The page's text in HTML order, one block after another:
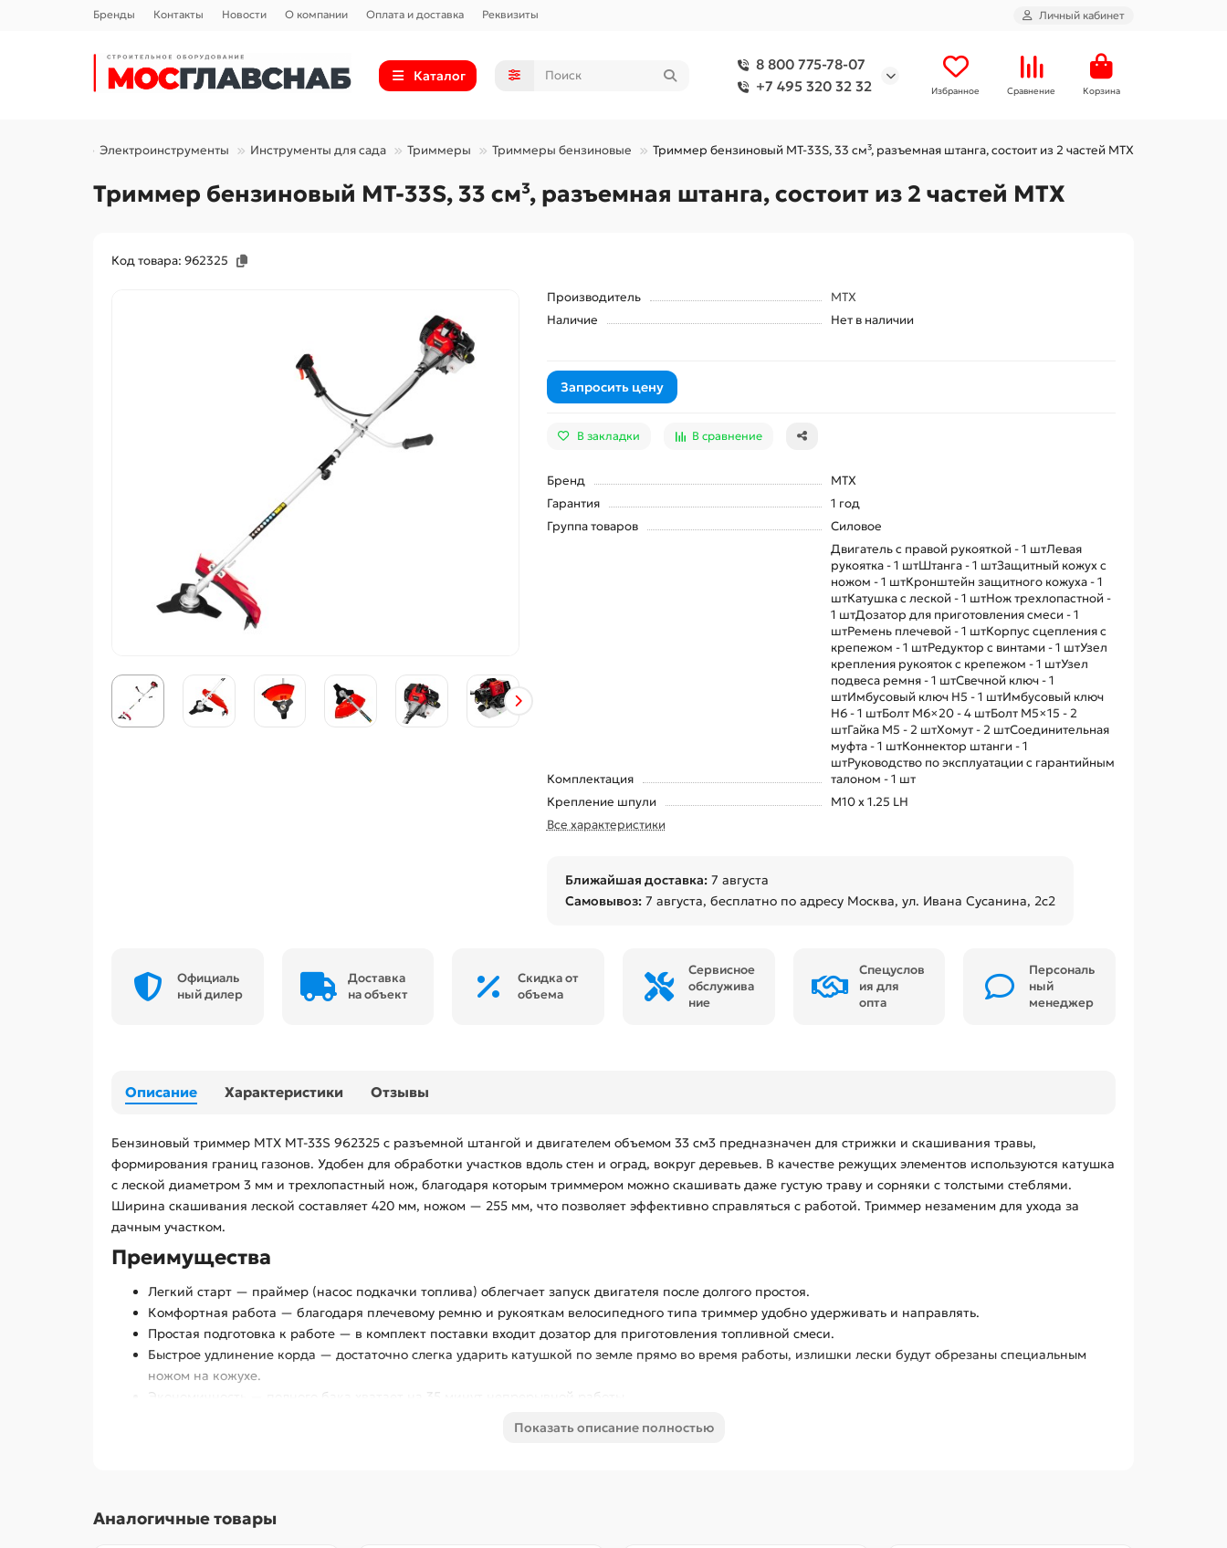
Бренды Контакты Новости О компании Оплата и доставка Реквизиты Личный кабинет
Каталог
8 800 775-78-07
+7 495 320 32 32
Избранное Сравнение Корзина
Электроинструменты Инструменты для сада Триммеры Триммеры бензиновые Триммер бензиновый MT-33S, 33 см³, разъемная штанга, состоит из 2 частей MTX
Триммер бензиновый MT-33S, 33 см³, разъемная штанга, состоит из 2 частей MTX
Код товара: 962325
Производитель
MTX
Наличие
Нет в наличии
Запросить цену
В закладки В сравнение
Бренд
MTX
Гарантия
1 год
Группа товаров
Силовое
Комплектация
Двигатель с правой рукояткой - 1 штЛевая
рукоятка - 1 штШтанга - 1 штЗащитный кожух с
ножом - 1 штКронштейн защитного кожуха - 1
штКатушка с леской - 1 штНож трехлопастной -
1 штДозатор для приготовления смеси - 1
штРемень плечевой - 1 штКорпус сцепления с
крепежом - 1 штРедуктор с винтами - 1 штУзел
крепления рукояток с крепежом - 1 штУзел
подвеса ремня - 1 штСвечной ключ - 1
штИмбусовый ключ Н5 - 1 штИмбусовый ключ
Н6 - 1 штБолт M6×20 - 4 штБолт M5×15 - 2
штГайка M5 - 2 штХомут - 2 штСоединительная
муфта - 1 штКоннектор штанги - 1
штРуководство по эксплуатации с гарантийным
талоном - 1 шт
Крепление шпули
M10 x 1.25 LH
Все характеристики
Ближайшая доставка: 7 августа
Самовывоз: 7 августа, бесплатно по адресу Москва, ул. Ивана Сусанина, 2с2
Официаль
ный дилер
Доставка
на объект
Скидка от
объема
Сервисное
обслужива
ние
Спецуслов
ия для
опта
Персональ
ный
менеджер
Описание Характеристики Отзывы
Бензиновый триммер MTX MT-33S 962325 с разъемной штангой и двигателем объемом 33 см3 предназначен для стрижки и скашивания травы,
формирования границ газонов. Удобен для обработки участков вдоль стен и оград, вокруг деревьев. В качестве режущих элементов используются катушка
с леской диаметром 3 мм и трехлопастный нож, благодаря которым триммером можно скашивать даже густую траву и сорняки с толстыми стеблями.
Ширина скашивания леской составляет 420 мм, ножом — 255 мм, что позволяет эффективно справляться с работой. Триммер незаменим для ухода за
дачным участком.
Преимущества
Легкий старт — праймер (насос подкачки топлива) облегчает запуск двигателя после долгого простоя.
Комфортная работа — благодаря плечевому ремню и рукояткам велосипедного типа триммер удобно удерживать и направлять.
Простая подготовка к работе — в комплект поставки входит дозатор для приготовления топливной смеси.
Быстрое удлинение корда — достаточно слегка ударить катушкой по земле прямо во время работы, излишки лески будут обрезаны специальным
ножом на кожухе.
Экономичность — полного бака хватает на 35 минут непрерывной работы.
Показать описание полностью
Аналогичные товары